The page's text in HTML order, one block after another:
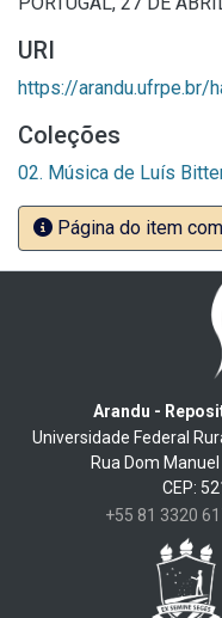
URI
https://arandu.ufrpe.br/
Coleções
02. Música de Luís
Página do item
Arandu -
Universidade Federal
Rua Dom
CEP:
+55 81 3320